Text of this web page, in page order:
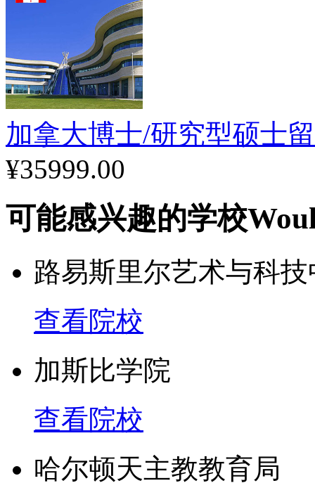
加拿大博士/研究型硕士
¥35999.00
可能感兴趣的学校
路易斯里尔艺术与科技
查看院校
加斯比学院
查看院校
哈尔顿天主教教育局